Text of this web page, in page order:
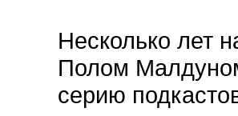
Несколько лет
Полом
серию